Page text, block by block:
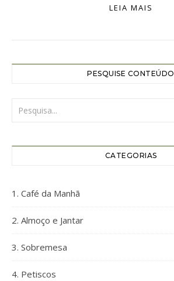
LEIA MAIS
PESQUISE CONTEÚDO
CATEGORIAS
1. Café da Manhã
2. Almoço e Jantar
3. Sobremesa
4. Petiscos